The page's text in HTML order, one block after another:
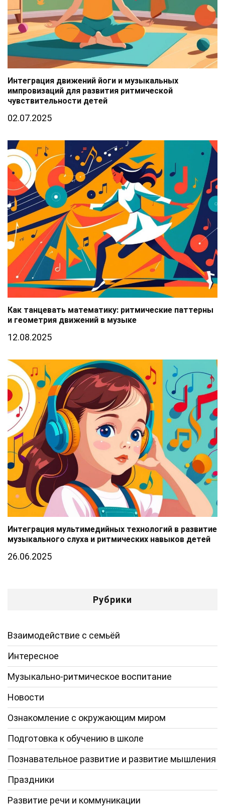
Интеграция движений йоги и музыкальных
импровизаций для развития ритмической
чувствительности детей
02.07.2025
Как танцевать математику: ритмические паттерны
и геометрия движений в музыке
12.08.2025
Интеграция мультимедийных технологий в развитие
музыкального слуха и ритмических навыков детей
26.06.2025
Рубрики
Взаимодействие с семьёй
Интересное
Музыкально-ритмическое воспитание
Новости
Ознакомление с окружающим миром
Подготовка к обучению в школе
Познавательное развитие и развитие мышления
Праздники
Развитие речи и коммуникации